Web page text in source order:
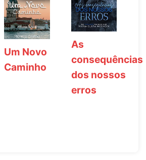
Um Novo
Caminho
As
consequências
dos nossos
erros